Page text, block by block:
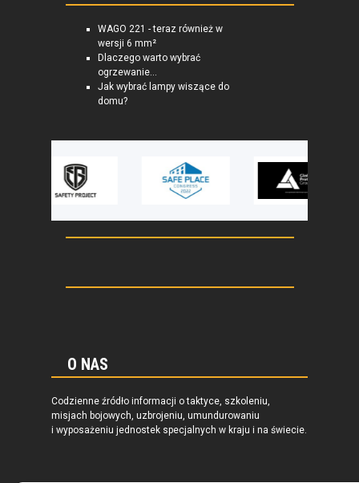
WAGO 221 - teraz również w
wersji 6 mm²
Dlaczego warto wybrać
ogrzewanie...
Jak wybrać lampy wiszące do
domu?
O NAS
Codzienne źródło informacji o taktyce, szkoleniu,
misjach bojowych, uzbrojeniu, umundurowaniu
i wyposażeniu jednostek specjalnych w kraju i na świecie.